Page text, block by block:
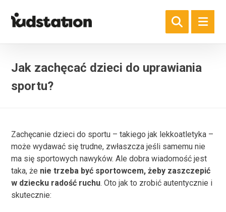
Jak zachęcać dzieci do uprawiania
sportu?
Zachęcanie dzieci do sportu – takiego jak lekkoatletyka –
może wydawać się trudne, zwłaszcza jeśli samemu nie
ma się sportowych nawyków. Ale dobra wiadomość jest
taka, że nie trzeba być sportowcem, żeby zaszczepić
w dziecku radość ruchu. Oto jak to zrobić autentycznie i
skutecznie: